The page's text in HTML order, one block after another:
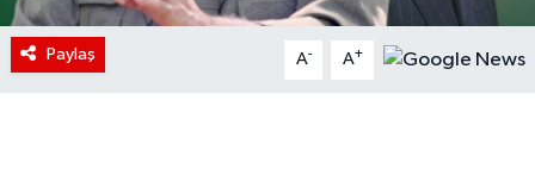
Paylaş A- A+